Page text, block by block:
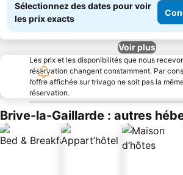
Sélectionnez des dates pour voir
les prix exacts
Voir plus
Les prix et les disponibilités que nous
réservation changent constamment. Par
l’offre affichée sur trivago ne soit pas la
réservation.
Brive-la-Gaillarde : autres